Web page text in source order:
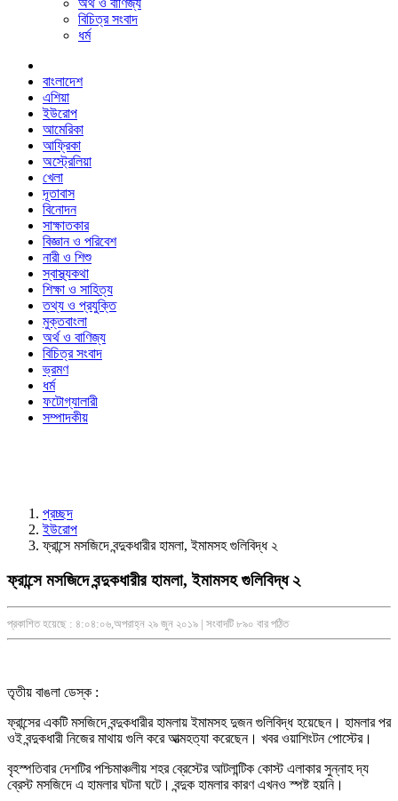
অর্থ ও বাণিজ্য
বিচিত্র সংবাদ
ধর্ম
বাংলাদেশ
এশিয়া
ইউরোপ
আমেরিকা
আফ্রিকা
অস্ট্রেলিয়া
খেলা
দূতাবাস
বিনোদন
সাক্ষাতকার
বিজ্ঞান ও পরিবেশ
নারী ও শিশু
স্বাস্থ্যকথা
শিক্ষা ও সাহিত্য
তথ্য ও প্রযুক্তি
মুক্তবাংলা
অর্থ ও বাণিজ্য
বিচিত্র সংবাদ
ভ্রমণ
ধর্ম
ফটোগ্যালারী
সম্পাদকীয়
প্রচ্ছদ
ইউরোপ
ফ্রান্সে মসজিদে বন্দুকধারীর হামলা, ইমামসহ গুলিবিদ্ধ ২
ফ্রান্সে মসজিদে বন্দুকধারীর হামলা, ইমামসহ গুলিবিদ্ধ ২
প্রকাশিত হয়েছে : ৪:০৪:০৬,অপরাহ্ন ২৯ জুন ২০১৯ | সংবাদটি ৮৯০ বার পঠিত
তৃতীয় বাঙলা ডেস্ক :
ফ্রান্সের একটি মসজিদে বন্দুকধারীর হামলায় ইমামসহ দুজন গুলিবিদ্ধ হয়েছেন। হামলার পর
ওই বন্দুকধারী নিজের মাথায় গুলি করে আত্মহত্যা করেছেন। খবর ওয়াশিংটন পোস্টের।
বৃহস্পতিবার দেশটির পশ্চিমাঞ্চলীয় শহর ব্রেস্টের আটলান্টিক কোস্ট এলাকার সুন্নাহ দ্য
ব্রেস্ট মসজিদে এ হামলার ঘটনা ঘটে। বন্দুক হামলার কারণ এখনও স্পষ্ট হয়নি।